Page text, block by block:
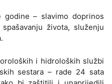
– slavimo doprinos
života, služenju
i hidroloških službi
sestara – rade 24 sata